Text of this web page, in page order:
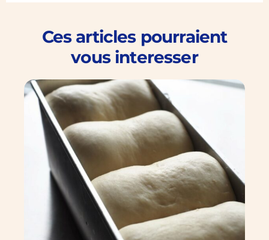
Ces articles pourraient
vous interesser